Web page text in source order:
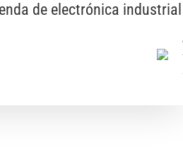
de electrónica industrial